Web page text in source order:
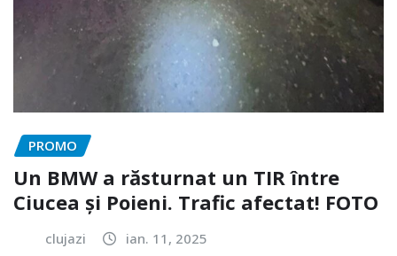
PROMO
Un BMW a răsturnat un TIR între
Ciucea și Poieni. Trafic afectat! FOTO
clujazi ian. 11, 2025